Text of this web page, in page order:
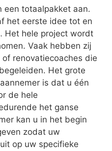
een totaalpakket aan.
het eerste idee tot en
Het hele project wordt
Vaak hebben zij
renovatiecoaches die
Het grote
is dat u één
de hele
het ganse
kan u in het begin
zodat uw
op uw specifieke